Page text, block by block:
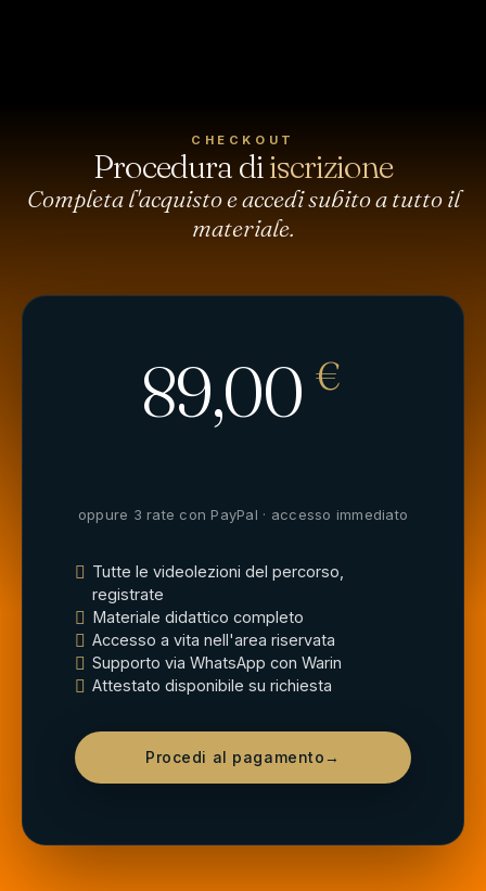
CHECKOUT
Procedura diiscrizione
Completa l'acquisto e accedi subito a tutto il
materiale.
89,00 €
oppure 3 rate con PayPal · accesso immediato
Tutte le videolezioni del percorso,
registrate
Materiale didattico completo
Accesso a vita nell'area riservata
Supporto via WhatsApp con Warin
Attestato disponibile su richiesta
Procedi al pagamento→